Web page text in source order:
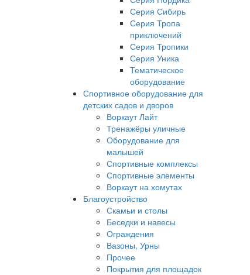
Серия Сибирь
Серия Тропа
приключений
Серия Тропики
Серия Уника
Тематическое
оборудование
Спортивное оборудование для
детских садов и дворов
Воркаут Лайт
Тренажёры уличные
Оборудование для
малышей
Спортивные комплексы
Спортивные элементы
Воркаут на хомутах
Благоустройство
Скамьи и столы
Беседки и навесы
Ограждения
Вазоны, Урны
Прочее
Покрытия для площадок